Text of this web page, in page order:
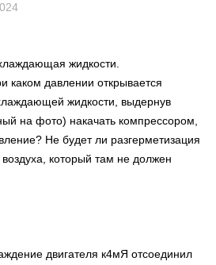
жидкости.
каком давлении открывается
жидкости, выдернув
на фото) накачать компрессором,
Не будет ли разгерметизация
который там не должен
двигателя к4мЯ отсоединил